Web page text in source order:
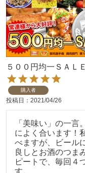
５００円均一ＳＡ
購入者
投稿日 2021/04/26
「美味い」の一
によく合います！
べますが、ビール
良しとお酒のつま
ピートで、毎回４